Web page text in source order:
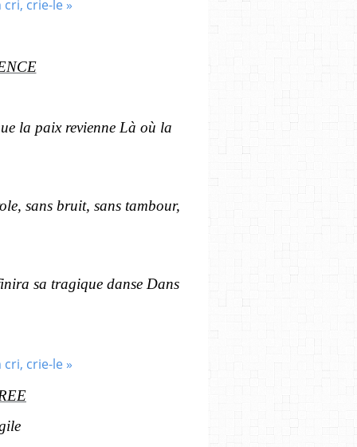
la paix revienne Là où la
sans bruit, sans tambour,
sa tragique danse Dans